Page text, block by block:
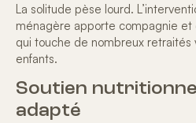
La solitude pèse lourd.
ménagère apporte compagnie et
qui touche de nombreux retraités
enfants.
Soutien
adapté